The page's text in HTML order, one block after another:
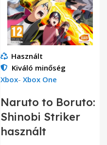
Használt
Kiváló minőség
Xbox- Xbox One
Naruto to Boruto:
Shinobi Striker
használt